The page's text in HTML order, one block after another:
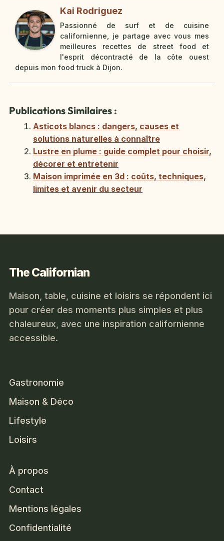
Kai Rodriguez
Passionné de surf et de cuisine
californienne, je partage avec vous mes
meilleures recettes de street food et
l'esprit décontracté de la côte ouest
depuis mon food truck à Dijon.
Publications Similaires :
Asticots blancs : dangers, causes et
solutions naturelles à connaître
Lustre en plume : guide complet pour choisir,
décorer et entretenir
Maison imprimée en 3d : coûts, techniques,
limites et avenir du secteur
The Californian
Maison, table, cuisine et loisirs se répondent ici
pour créer des moments plus simples et plus
chaleureux, avec une inspiration californienne
accessible.
Gastronomie
Maison & Déco
Lifestyle
Loisirs
À propos
Contact
Mentions légales
Confidentialité